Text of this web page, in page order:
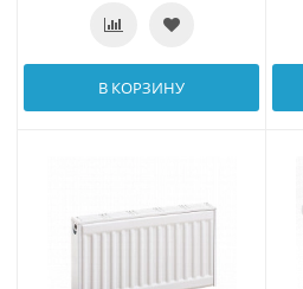
В КОРЗИНУ